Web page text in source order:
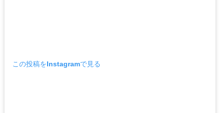
この投稿をInstagramで見る